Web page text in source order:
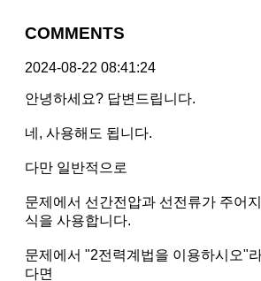
COMMENTS
2024-08-22 08:41:24
안녕하세요? 답변드립니다.
네, 사용해도 됩니다.
다만 일반적으로
문제에서 선간전압과 선전류가 주어
식을 사용합니다.
문제에서 "2전력계법을 이용하시오"
다면